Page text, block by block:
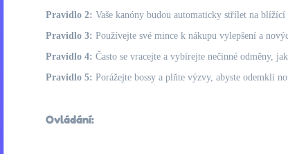
Pravidlo 2: Vaše kanóny budou automaticky střílet na
Pravidlo 3: Používejte své mince k nákupu vylepšení a
Pravidlo 4: Často se vracejte a vybírejte nečinné odměny,
Pravidlo 5: Porážejte bossy a plňte výzvy, abyste odemkli
Ovládání: